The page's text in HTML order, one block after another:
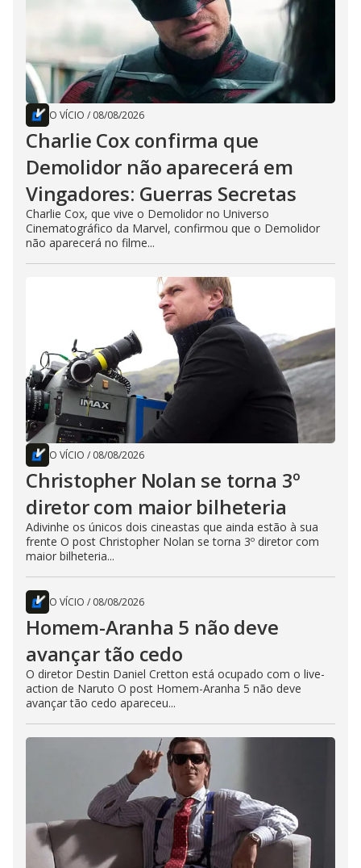
O VÍCIO / 08/08/2026
Charlie Cox confirma que
Demolidor não aparecerá em
Vingadores: Guerras Secretas
Charlie Cox, que vive o Demolidor no Universo
Cinematográfico da Marvel, confirmou que o Demolidor
não aparecerá no filme...
O VÍCIO / 08/08/2026
Christopher Nolan se torna 3º
diretor com maior bilheteria
Adivinhe os únicos dois cineastas que ainda estão à sua
frente O post Christopher Nolan se torna 3º diretor com
maior bilheteria...
O VÍCIO / 08/08/2026
Homem-Aranha 5 não deve
avançar tão cedo
O diretor Destin Daniel Cretton está ocupado com o live-
action de Naruto O post Homem-Aranha 5 não deve
avançar tão cedo apareceu...